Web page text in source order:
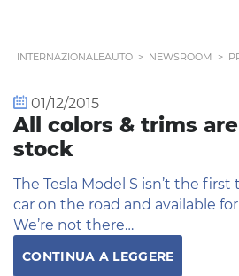
INTERNAZIONALEAUTO > NEWSROOM >
01/12/2015
All colors & trims
stock
The Tesla Model S isn’t the
car on the road and available
We’re not there…
CONTINUA A LEGGERE